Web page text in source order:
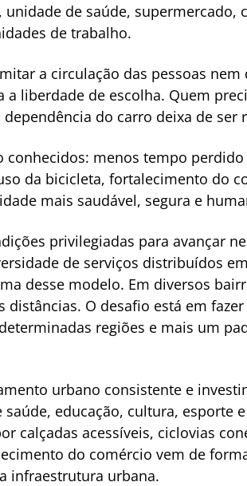
unidade de saúde,
de trabalho.
a circulação das pessoas
a liberdade de escolha. Quem
do carro deixa de ser
conhecidos: menos tempo
da bicicleta, fortalecimento do
mais saudável, segura e
privilegiadas para avançar
de serviços distribuídos
desse modelo. Em diversos
distâncias. O desafio está em
regiões e mais um
urbano consistente e
saúde, educação, cultura,
calçadas acessíveis, ciclovias
do comércio vem de
infraestrutura urbana.